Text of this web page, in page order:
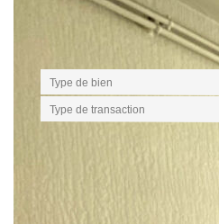
Type de bien
Type de transaction
Localisation